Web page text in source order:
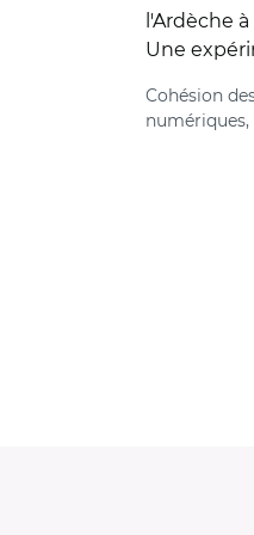
l'Ardèche
Une
Cohésion
numériques,